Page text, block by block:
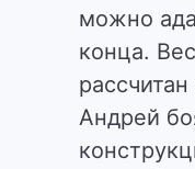
можно
конца.
Андрей